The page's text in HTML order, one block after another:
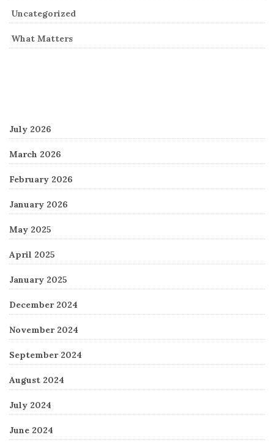
Uncategorized
What Matters
July 2026
March 2026
February 2026
January 2026
May 2025
April 2025
January 2025
December 2024
November 2024
September 2024
August 2024
July 2024
June 2024